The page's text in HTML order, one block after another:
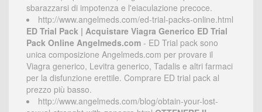
sbarazzarsi di impotenza e l'eiaculazione precoce.
http://www.angelmeds.com/ed-trial-packs-online.html
ED Trial Pack | Acquistare Viagra Generico ED Trial
Pack Online Angelmeds.com - ED Trial pack sono
unica composizione Angelmeds.com per provare il
Viagra generico, Levitra generico, Tadalis e altri farmaci
per la disfunzione erettile. Comprare ED trial pack al
prezzo più basso.
http://www.angelmeds.com/blog/obtain-your-lost-